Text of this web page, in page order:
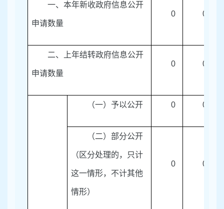
一、本年新收政府信息公开
申请数量
0 0
二、上年结转政府信息公开
申请数量
0 0
（一）予以公开 0 0
（二）部分公开
（区分处理的，只计
这一情形，不计其他
情形）
0 0